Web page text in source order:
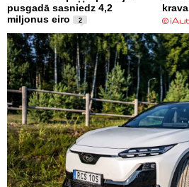
pusgadā sasniedz 4,2
miljonus eiro
2